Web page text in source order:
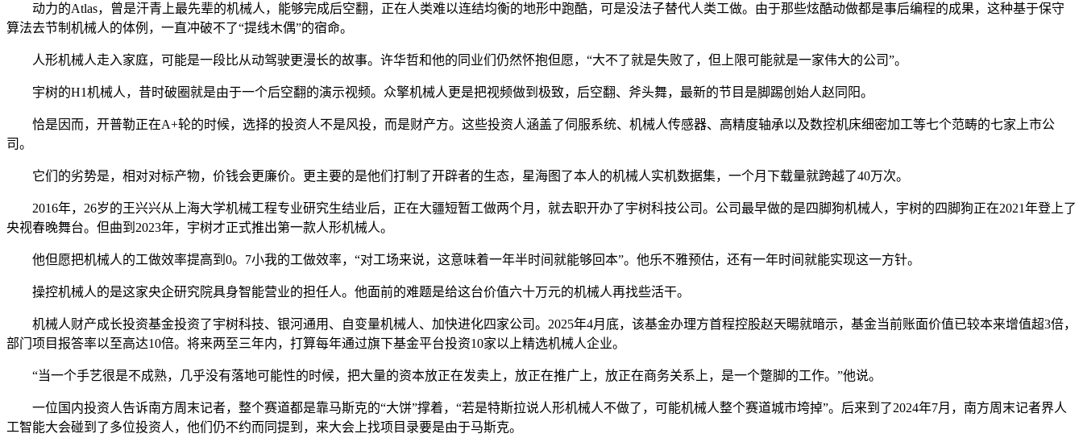
动力的Atlas，曾是汗青上最先辈的机械人，能够完成后空翻，正在人类难以连结均衡的地形中跑酷，可是没法子替代人类工做。由于那些炫酷动做都是事后编程的成果，这种基于保守
算法去节制机械人的体例，一直冲破不了“提线木偶”的宿命。
人形机械人走入家庭，可能是一段比从动驾驶更漫长的故事。许华哲和他的同业们仍然怀抱但愿，“大不了就是失败了，但上限可能就是一家伟大的公司”。
宇树的H1机械人，昔时破圈就是由于一个后空翻的演示视频。众擎机械人更是把视频做到极致，后空翻、斧头舞，最新的节目是脚踢创始人赵同阳。
恰是因而，开普勒正在A+轮的时候，选择的投资人不是风投，而是财产方。这些投资人涵盖了伺服系统、机械人传感器、高精度轴承以及数控机床细密加工等七个范畴的七家上市公
司。
它们的劣势是，相对对标产物，价钱会更廉价。更主要的是他们打制了开辟者的生态，星海图了本人的机械人实机数据集，一个月下载量就跨越了40万次。
2016年，26岁的王兴兴从上海大学机械工程专业研究生结业后，正在大疆短暂工做两个月，就去职开办了宇树科技公司。公司最早做的是四脚狗机械人，宇树的四脚狗正在2021年登上了
央视春晚舞台。但曲到2023年，宇树才正式推出第一款人形机械人。
他但愿把机械人的工做效率提高到0。7小我的工做效率，“对工场来说，这意味着一年半时间就能够回本”。他乐不雅预估，还有一年时间就能实现这一方针。
操控机械人的是这家央企研究院具身智能营业的担任人。他面前的难题是给这台价值六十万元的机械人再找些活干。
机械人财产成长投资基金投资了宇树科技、银河通用、自变量机械人、加快进化四家公司。2025年4月底，该基金办理方首程控股赵天暘就暗示，基金当前账面价值已较本来增值超3倍，
部门项目报答率以至高达10倍。将来两至三年内，打算每年通过旗下基金平台投资10家以上精选机械人企业。
“当一个手艺很是不成熟，几乎没有落地可能性的时候，把大量的资本放正在发卖上，放正在推广上，放正在商务关系上，是一个蹩脚的工作。”他说。
一位国内投资人告诉南方周末记者，整个赛道都是靠马斯克的“大饼”撑着，“若是特斯拉说人形机械人不做了，可能机械人整个赛道城市垮掉”。后来到了2024年7月，南方周末记者界人
工智能大会碰到了多位投资人，他们仍不约而同提到，来大会上找项目录要是由于马斯克。